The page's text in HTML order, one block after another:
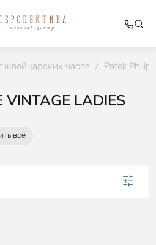
швейцарских часов / Patek
VINTAGE LADIES
всё